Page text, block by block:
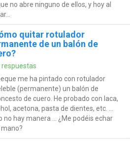
no abre ninguno de ellos, y hoy al
quitar rotulador
de un balón de
respuestas
me ha pintado con rotulador
(permanente) un balón de
de cuero. He probado con laca,
acetona, pasta de dientes, etc. ...
no hay manera ... ¿Me podéis echar